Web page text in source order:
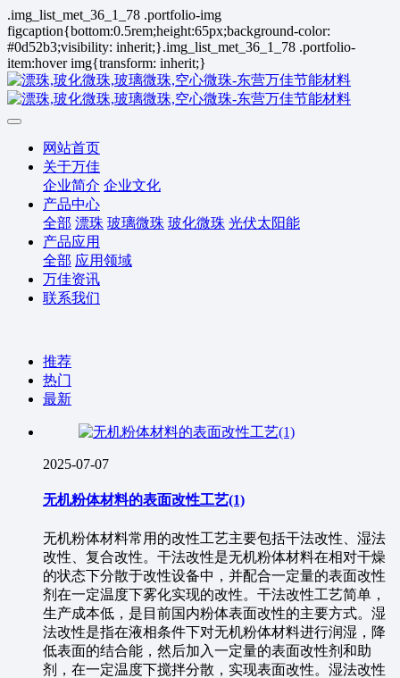
.img_list_met_36_1_78 .portfolio-img
figcaption{bottom:0.5rem;height:65px;background-color:
#0d52b3;visibility: inherit;}.img_list_met_36_1_78 .portfolio-
item:hover img{transform: inherit;}
网站首页
关于万佳
企业简介 企业文化
产品中心
全部 漂珠 玻璃微珠 玻化微珠 光伏太阳能
产品应用
全部 应用领域
万佳资讯
联系我们
推荐
热门
最新
2025-07-07
无机粉体材料的表面改性工艺(1)
无机粉体材料常用的改性工艺主要包括干法改性、湿法
改性、复合改性。干法改性是无机粉体材料在相对干燥
的状态下分散于改性设备中，并配合一定量的表面改性
剂在一定温度下雾化实现的改性。干法改性工艺简单，
生产成本低，是目前国内粉体表面改性的主要方式。湿
法改性是指在液相条件下对无机粉体材料进行润湿，降
低表面的结合能，然后加入一定量的表面改性剂和助
剂，在一定温度下搅拌分散，实现表面改性。湿法改性